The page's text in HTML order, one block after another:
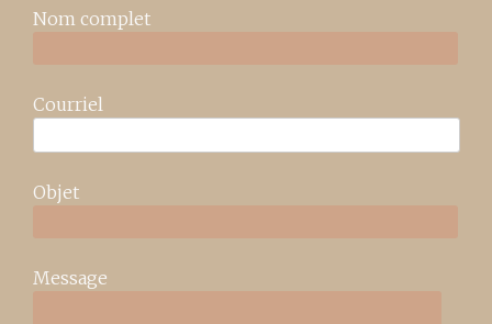
Nom complet
Courriel
Objet
Message